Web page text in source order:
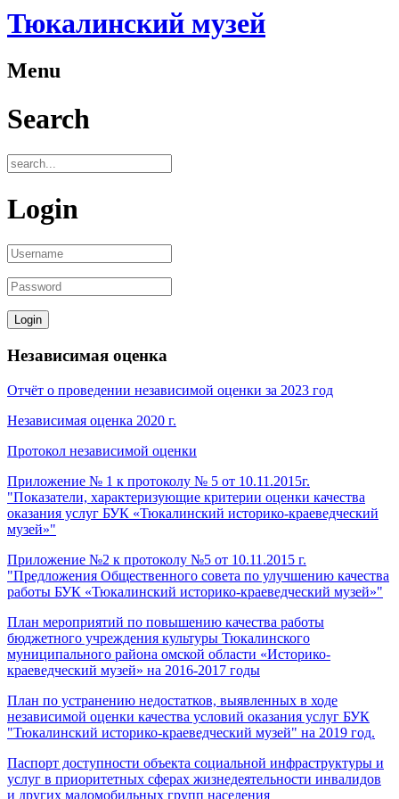
Тюкалинский музей
Menu
Search
Login
Независимая оценка
Отчёт о проведении независимой оценки за 2023 год
Независимая оценка 2020 г.
Протокол независимой оценки
Приложение № 1 к протоколу № 5 от 10.11.2015г.
"Показатели, характеризующие критерии оценки качества
оказания услуг БУК «Тюкалинский историко-краеведческий
музей»"
Приложение №2 к протоколу №5 от 10.11.2015 г.
"Предложения Общественного совета по улучшению качества
работы БУК «Тюкалинский историко-краеведческий музей»"
План мероприятий по повышению качества работы
бюджетного учреждения культуры Тюкалинского
муниципального района омской области «Историко-
краеведческий музей» на 2016-2017 годы
План по устранению недостатков, выявленных в ходе
независимой оценки качества условий оказания услуг БУК
"Тюкалинский историко-краеведческий музей" на 2019 год.
Паспорт доступности объекта социальной инфраструктуры и
услуг в приоритетных сферах жизнедеятельности инвалидов
и других маломобильных групп населения